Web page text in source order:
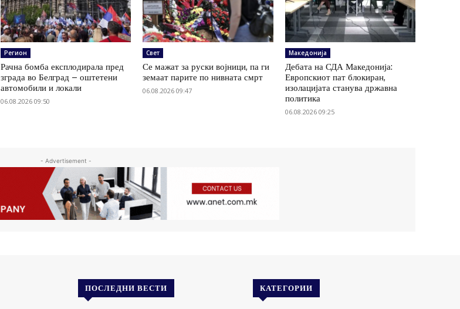
Регион
Рачна бомба експлодирала пред
зграда во Белград – оштетени
автомобили и локали
06.08.2026 09:50
Свет
Се мажат за руски војници, па ги
земаат парите по нивната смрт
06.08.2026 09:47
Македонија
Дебата на СДА Македонија:
Европскиот пат блокиран,
изолацијата станува државна
политика
06.08.2026 09:25
- Advertisement -
ПОСЛЕДНИ ВЕСТИ КАТЕГОРИИ